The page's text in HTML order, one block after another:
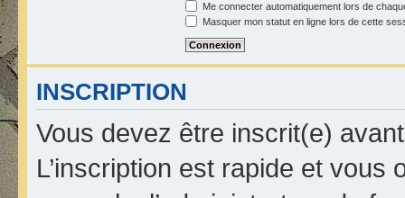
Me connecter automatiquement lors de
Masquer mon statut en ligne lors de cette
INSCRIPTION
Vous devez être inscrit(e)
L’inscription est rapide et